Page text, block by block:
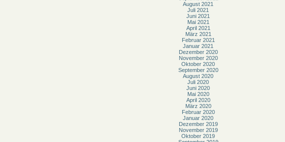
August 2021
Juli 2021
Juni 2021
Mai 2021
April 2021
März 2021
Februar 2021
Januar 2021
Dezember 2020
November 2020
Oktober 2020
September 2020
August 2020
Juli 2020
Juni 2020
Mai 2020
April 2020
März 2020
Februar 2020
Januar 2020
Dezember 2019
November 2019
Oktober 2019